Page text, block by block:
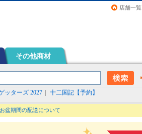
店舗一覧
その他商材
ッターズ 2027 十二国記【予約】
盆期間の配送について